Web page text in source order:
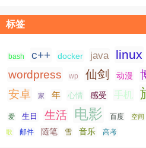
标签
bash c++ docker java linux
wordpress wp 仙剑 动漫
安卓 家 年 心情 感受 手机
爱 生日 生活 电影 百度 空间
歌 邮件 随笔 雪 音乐 高考